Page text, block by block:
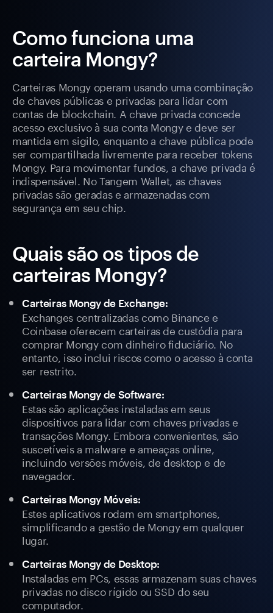
Como funciona uma
carteira Mongy?
Carteiras Mongy operam usando uma combinação
de chaves públicas e privadas para lidar com
contas de blockchain. A chave privada concede
acesso exclusivo à sua conta Mongy e deve ser
mantida em sigilo, enquanto a chave pública pode
ser compartilhada livremente para receber tokens
Mongy. Para movimentar fundos, a chave privada é
indispensável. No Tangem Wallet, as chaves
privadas são geradas e armazenadas com
segurança em seu chip.
Quais são os tipos de
carteiras Mongy?
Carteiras Mongy de Exchange:
Exchanges centralizadas como Binance e
Coinbase oferecem carteiras de custódia para
comprar Mongy com dinheiro fiduciário. No
entanto, isso inclui riscos como o acesso à conta
ser restrito.
Carteiras Mongy de Software:
Estas são aplicações instaladas em seus
dispositivos para lidar com chaves privadas e
transações Mongy. Embora convenientes, são
suscetíveis a malware e ameaças online,
incluindo versões móveis, de desktop e de
navegador.
Carteiras Mongy Móveis:
Estes aplicativos rodam em smartphones,
simplificando a gestão de Mongy em qualquer
lugar.
Carteiras Mongy de Desktop:
Instaladas em PCs, essas armazenam suas chaves
privadas no disco rígido ou SSD do seu
computador.